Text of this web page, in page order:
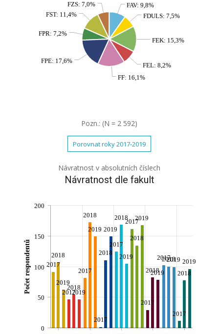
FAV: 9,8%
FDULS: 7,5%
FEK: 15,3%
FEL: 8,2%
FF: 16,1%
FPE: 17,6%
FPR: 7,2%
FST: 11,4%
FZS: 7,0%
Pozn.: (N = 2 592)
Porovnat roky 2017-2019
Návratnost v absolutních číslech
Návratnost dle fakult
2017
2017
2017
2017
2017
2017
2017
2017
2017
2018
2018
2018
2018
2018
2018
2018
2018
2018
2019
2019
2019 2019
2019
2019
2019
2019 2019
0
50
100
150
200
Počet respondentů